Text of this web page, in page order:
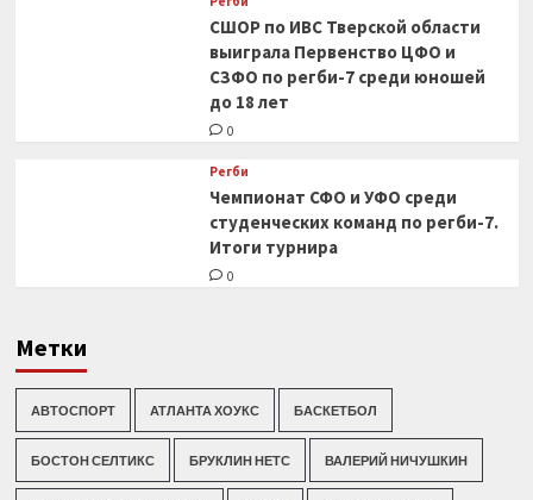
СШОР по ИВС Тверской области
выиграла Первенство ЦФО и
СЗФО по регби-7 среди юношей
до 18 лет
0
Регби
Чемпионат СФО и УФО среди
студенческих команд по регби-7.
Итоги турнира
0
Метки
АВТОСПОРТ АТЛАНТА ХОУКС БАСКЕТБОЛ
БОСТОН СЕЛТИКС БРУКЛИН НЕТС ВАЛЕРИЙ НИЧУШКИН